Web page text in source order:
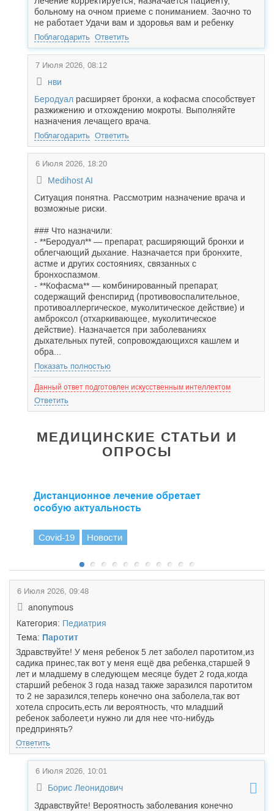
больному на очном приеме с пониманием. Заочно то
не работает Удачи вам и здоровья вам и ребенку
Поблагодарить Ответить
7 Июля 2026, 08:12
нви
Беродуал расширяет бронхи, а кофасма способствует
разжижению и отхождению мокроты. Выполняйте
назначения лечащего врача.
Поблагодарить Ответить
6 Июля 2026, 18:20
Medihost AI
Ситуация понятна. Рассмотрим назначение врача и
возможные риски.
### Что назначили:
- **Беродуал** — препарат, расширяющий бронхи и
облегчающий дыхание. Назначается при бронхите,
астме и других состояниях, связанных с
бронхоспазмом.
- **Кофасма** — комбинированный препарат,
содержащий фенспирид (противовоспалительное,
противоаллергическое, муколитическое действие) и
амброксол (отхаркивающее, муколитическое
действие). Назначается при заболеваниях
дыхательных путей, сопровождающихся кашлем и
обра...
Показать полностью
Данный ответ подготовлен искусственным интеллектом
Ответить
МЕДИЦИНСКИЕ СТАТЬИ И
ОПРОСЫ
Дистанционное лечение обретает
особую актуальность
Covid-19 Новости
6 Июля 2026, 09:48
anonymous
Категория: Педиатрия
Тема: Паротит
Здравствуйте! У меня ребенок 5 лет заболел паротитом,из
садика принес,так вот у меня ещё два ребенка,старшей 9
лет и младшему в следующем месяце будет 2 года,когда
старший ребенок 3 года назад также заразился паротитом
то 2 не заразился,теперь конечно она заболела,так вот
хотела спросить,есть ли вероятность, что младший
ребенок заболеет,и нужно ли для нее что-нибудь
предпринять?
Ответить
6 Июля 2026, 10:01
Борис Леонидович
Здравствуйте! Вероятность заболевания конечно